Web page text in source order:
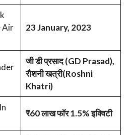
Air
23 January, 2023
जी डी प्रसाद (GD Prasad),
रौशनी खत्री(Roshni
Khatri)
₹60 लाख फॉर 1.5% इक्विटी